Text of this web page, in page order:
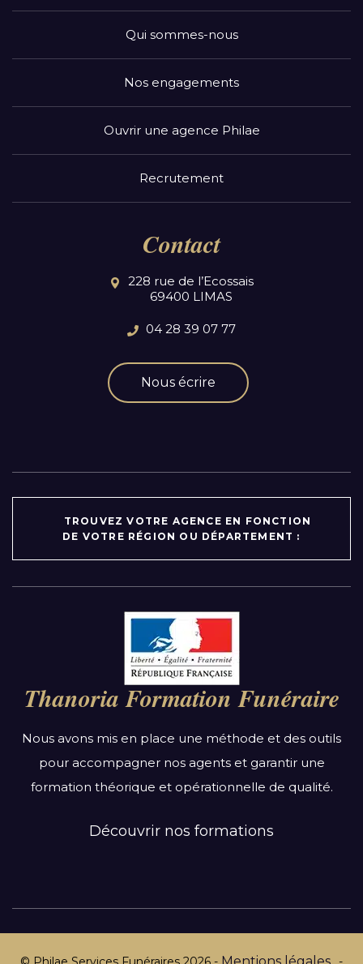
Qui sommes-nous
Nos engagements
Ouvrir une agence Philae
Recrutement
Contact
228 rue de l’Ecossais
69400 LIMAS
04 28 39 07 77
Nous écrire
TROUVEZ VOTRE AGENCE EN FONCTION
DE VOTRE RÉGION OU DÉPARTEMENT :
Auvergne-Rhône-Alpes
Bourgogne-Franche-Comté
Bretagne
Centre-Val de Loire
Grand Est
Hauts-de-France
Normandie
Thanoria Formation Funéraire
Nous avons mis en place une méthode et des outils
pour accompagner nos agents et garantir une
formation théorique et opérationnelle de qualité.
Découvrir nos formations